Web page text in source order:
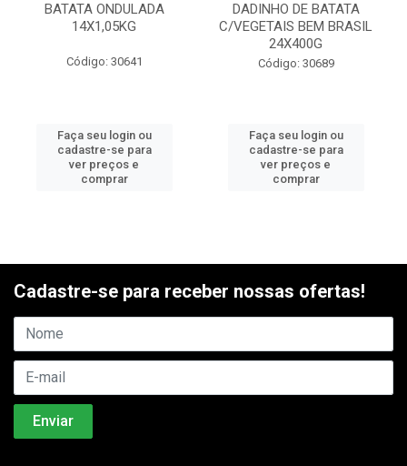
BATATA ONDULADA
14X1,05KG
Código: 30641
Faça seu login ou
cadastre-se para
ver preços e
comprar
DADINHO DE BATATA
C/VEGETAIS BEM BRASIL
24X400G
Código: 30689
Faça seu login ou
cadastre-se para
ver preços e
comprar
Cadastre-se para receber nossas ofertas!